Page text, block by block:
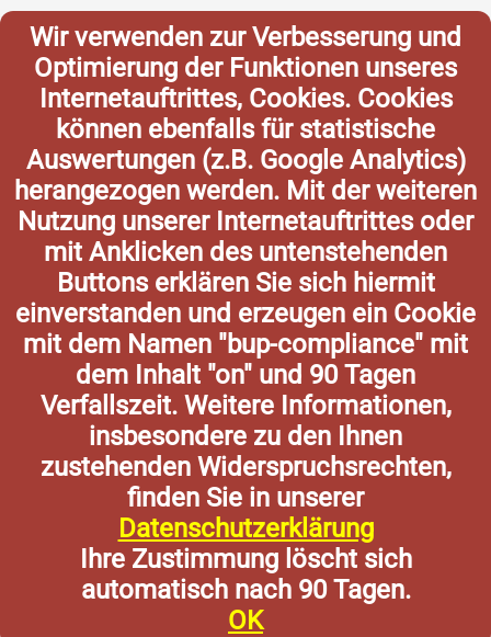
Wir verwenden zur Verbesserung und
Optimierung der Funktionen unseres
Internetauftrittes, Cookies. Cookies
können ebenfalls für statistische
Auswertungen (z.B. Google Analytics)
herangezogen werden. Mit der weiteren
Nutzung unserer Internetauftrittes oder
mit Anklicken des untenstehenden
Buttons erklären Sie sich hiermit
einverstanden und erzeugen ein Cookie
mit dem Namen "bup-compliance" mit
dem Inhalt "on" und 90 Tagen
Verfallszeit. Weitere Informationen,
insbesondere zu den Ihnen
zustehenden Widerspruchsrechten,
finden Sie in unserer
Datenschutzerklärung
Ihre Zustimmung löscht sich
automatisch nach 90 Tagen.
OK